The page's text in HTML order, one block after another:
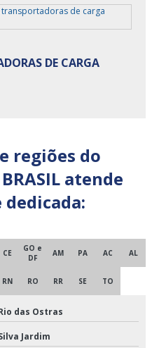
DE CARGA
regiões do
atende
CE
GO e
DF
AM PA AC AL
RN RO RR SE TO
das Ostras
Jardim